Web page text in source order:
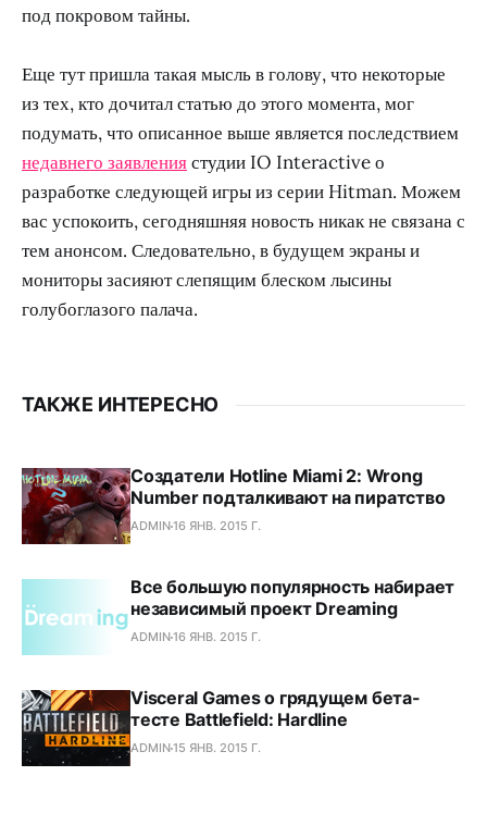
под покровом тайны.
Еще тут пришла такая мысль в голову, что некоторые
из тех, кто дочитал статью до этого момента, мог
подумать, что описанное выше является последствием
недавнего заявлениястудии IO Interactive о
разработке следующей игры из серии Hitman. Можем
вас успокоить, сегодняшняя новость никак не связана с
тем анонсом. Следовательно, в будущем экраны и
мониторы засияют слепящим блеском лысины
голубоглазого палача.
ТАКЖЕ ИНТЕРЕСНО
Создатели Hotline Miami 2: Wrong
Number подталкивают на пиратство
ADMIN16 ЯНВ. 2015 Г.
Все большую популярность набирает
независимый проект Dreaming
ADMIN16 ЯНВ. 2015 Г.
Visceral Games о грядущем бета-
тесте Battlefield: Hardline
ADMIN15 ЯНВ. 2015 Г.